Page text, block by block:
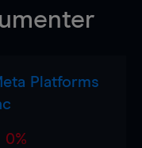
Platforms
0%